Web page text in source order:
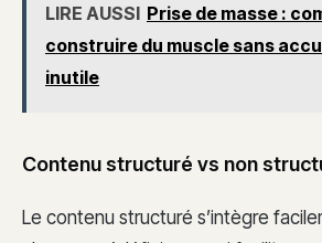
LIRE AUSSI Prise de masse :
construire du muscle sans
inutile
Contenu structuré vs non
Le contenu structuré s’intègre